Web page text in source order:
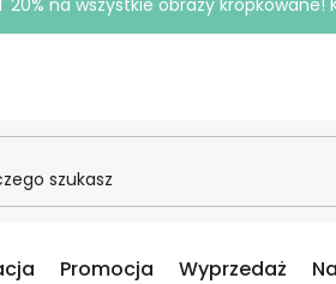
20% na wszystkie obrazy
Promocja Wyprzedaż